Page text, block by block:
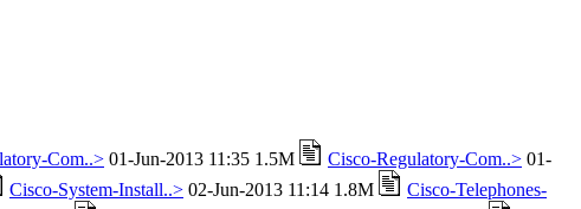
Com..> 01-Jun-2013 11:35 1.5M Cisco-Regulatory-Com..> 01-
Cisco-System-Install..> 02-Jun-2013 11:14 1.8M
Cisco-Telephones-